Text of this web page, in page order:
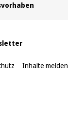
Inhalte melden